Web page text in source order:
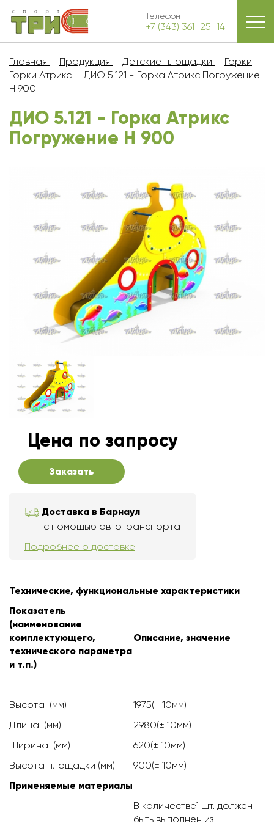
Телефон
+7 (343) 361-25-14
Главная Продукция Детские площадки
Горки
Горки Атрикс
ДИО 5.121 - Горка Атрикс Погружение
Н 900
ДИО 5.121 - Горка Атрикс
Погружение Н 900
Цена по запросу
Заказать
Доставка в Барнаул
с помощью автотранспорта
Подробнее о доставке
Технические, функциональные характеристики
Показатель
(наименование
комплектующего,
технического параметра
и т.п.)
Описание, значение
Высота (мм)
1975(± 10мм)
Длина (мм)
2980(± 10мм)
Ширина (мм)
620(± 10мм)
Высота площадки (мм)
900(± 10мм)
Применяемые материалы
В количестве1 шт. должен
быть выполнен из